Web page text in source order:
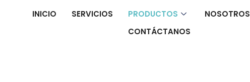
INICIO SERVICIOS PRODUCTOS NOSOTROS
CONTÁCTANOS